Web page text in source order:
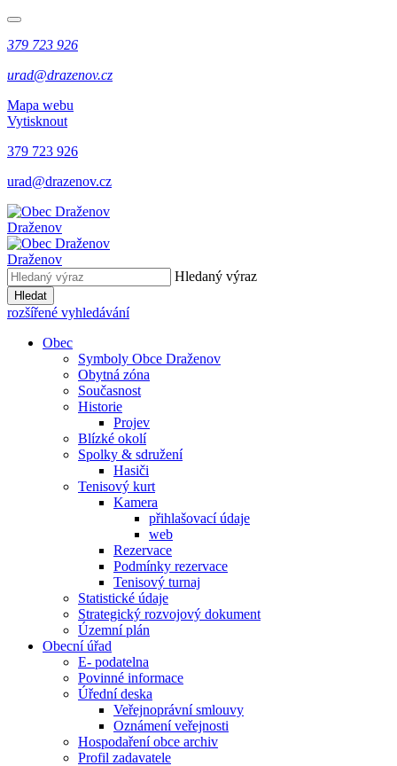
379 723 926
urad@drazenov.cz
Mapa webu
Vytisknout
379 723 926
urad@drazenov.cz
Draženov
Draženov
Hledaný výraz
Hledat
rozšířené vyhledávání
Obec
Symboly Obce Draženov
Obytná zóna
Současnost
Historie
Projev
Blízké okolí
Spolky & sdružení
Hasiči
Tenisový kurt
Kamera
přihlašovací údaje
web
Rezervace
Podmínky rezervace
Tenisový turnaj
Statistické údaje
Strategický rozvojový dokument
Územní plán
Obecní úřad
E- podatelna
Povinné informace
Úřední deska
Veřejnoprávní smlouvy
Oznámení veřejnosti
Hospodaření obce archiv
Profil zadavatele